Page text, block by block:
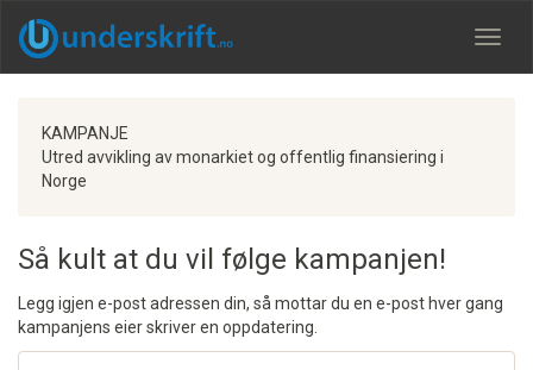
Meny
KAMPANJE
Utred avvikling av monarkiet og offentlig finansiering i
Norge
Så kult at du vil følge kampanjen!
Legg igjen e-post adressen din, så mottar du en e-post hver gang
kampanjens eier skriver en oppdatering.